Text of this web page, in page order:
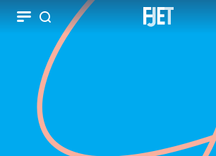
Recherche